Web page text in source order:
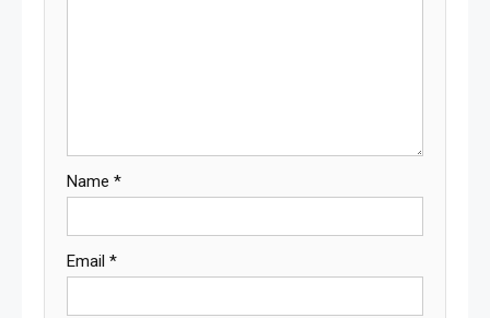
Name *
Email *